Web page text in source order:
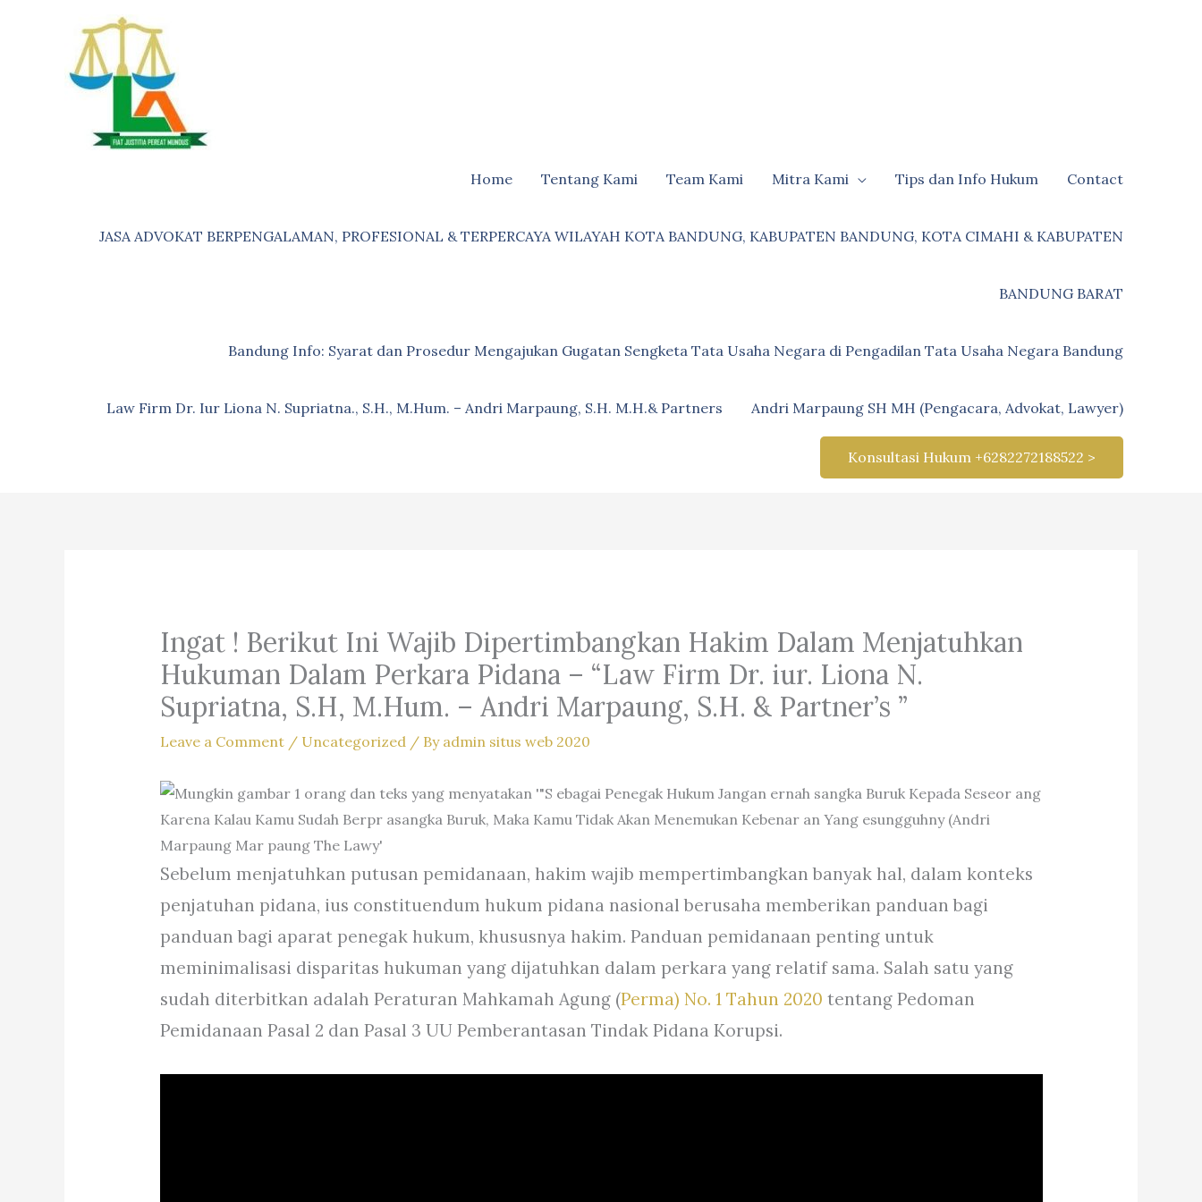
Home Tentang Kami Team Kami Mitra Kami Tips dan Info Hukum Contact
JASA ADVOKAT BERPENGALAMAN, PROFESIONAL & TERPERCAYA WILAYAH KOTA BANDUNG, KABUPATEN BANDUNG, KOTA CIMAHI & KABUPATEN
BANDUNG BARAT
Bandung Info: Syarat dan Prosedur Mengajukan Gugatan Sengketa Tata Usaha Negara di Pengadilan Tata Usaha Negara Bandung
Law Firm Dr. Iur Liona N. Supriatna., S.H., M.Hum. – Andri Marpaung, S.H. M.H.& Partners Andri Marpaung SH MH (Pengacara, Advokat, Lawyer)
Konsultasi Hukum +6282272188522 >
Ingat ! Berikut Ini Wajib Dipertimbangkan Hakim Dalam Menjatuhkan
Hukuman Dalam Perkara Pidana – “Law Firm Dr. iur. Liona N.
Supriatna, S.H, M.Hum. – Andri Marpaung, S.H. & Partner’s ”
Leave a Comment / Uncategorized/ By admin situs web 2020
Sebelum menjatuhkan putusan pemidanaan, hakim wajib mempertimbangkan banyak hal, dalam konteks
penjatuhan pidana, ius constituendum hukum pidana nasional berusaha memberikan panduan bagi
panduan bagi aparat penegak hukum, khususnya hakim. Panduan pemidanaan penting untuk
meminimalisasi disparitas hukuman yang dijatuhkan dalam perkara yang relatif sama. Salah satu yang
sudah diterbitkan adalah Peraturan Mahkamah Agung (Perma) No. 1 Tahun 2020 tentang Pedoman
Pemidanaan Pasal 2 dan Pasal 3 UU Pemberantasan Tindak Pidana Korupsi.